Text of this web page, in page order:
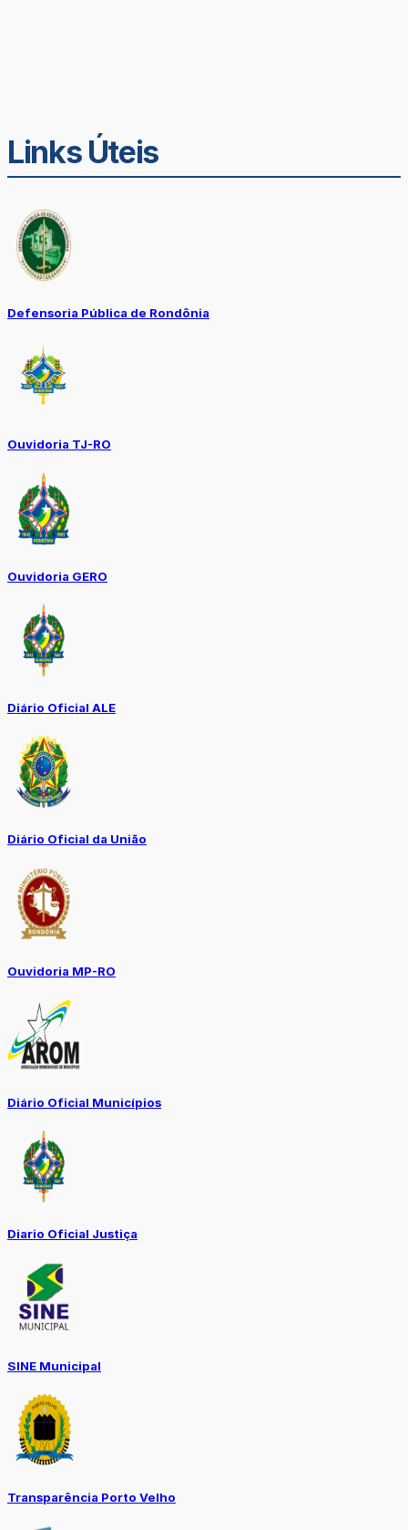
Links Úteis
Defensoria Pública de Rondônia
Ouvidoria TJ-RO
Ouvidoria GERO
Diário Oficial ALE
Diário Oficial da União
Ouvidoria MP-RO
Diário Oficial Municípios
Diario Oficial Justiça
SINE Municipal
Transparência Porto Velho